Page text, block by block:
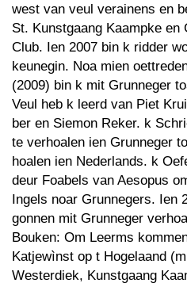
west van veul verainens en
St. Kunstgaang Kaampke en
Club. Ien 2007 bin k ridder
keunegin. Noa mien
(2009) bin k mit Grunneger
Veul heb k leerd van Piet
ber en Siemon Reker. k
te verhoalen ien Grunneger
hoalen ien Nederlands. k
deur Foabels van Aesopus
Ingels noar Grunnegers. Ien
gonnen mit Grunneger
Bouken: Om Leerms
Katjewìnst op t Hogelaand
Westerdiek, Kunstgaang